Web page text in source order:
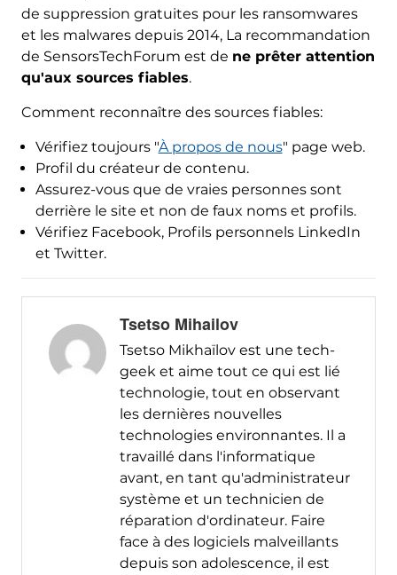
de suppression gratuites pour les ransomwares
et les malwares depuis 2014, La recommandation
de SensorsTechForum est de ne prêter attention
qu'aux sources fiables.
Comment reconnaître des sources fiables:
Vérifiez toujours "À propos de nous" page web.
Profil du créateur de contenu.
Assurez-vous que de vraies personnes sont
derrière le site et non de faux noms et profils.
Vérifiez Facebook, Profils personnels LinkedIn
et Twitter.
Tsetso Mihailov
Tsetso Mikhaïlov est une tech-
geek et aime tout ce qui est lié
technologie, tout en observant
les dernières nouvelles
technologies environnantes. Il a
travaillé dans l'informatique
avant, en tant qu'administrateur
système et un technicien de
réparation d'ordinateur. Faire
face à des logiciels malveillants
depuis son adolescence, il est